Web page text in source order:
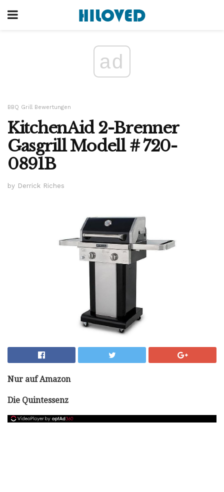
ad
BBQ Grill Bewertungen
KitchenAid 2-Brenner
Gasgrill Modell # 720-
0891B
by Derrick Riches
Nur auf Amazon
Die Quintessenz